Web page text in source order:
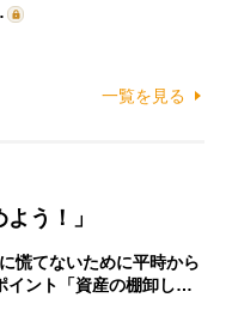
一覧を見る
う！」
慌てないために平時から
イント「資産の棚卸し…